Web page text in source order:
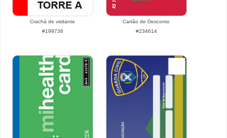
Crachá de visitante
#199736
Cartão de Desconto
#234614